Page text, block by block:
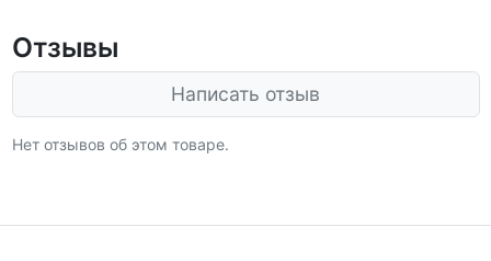
Отзывы
Написать отзыв
Нет отзывов об этом товаре.